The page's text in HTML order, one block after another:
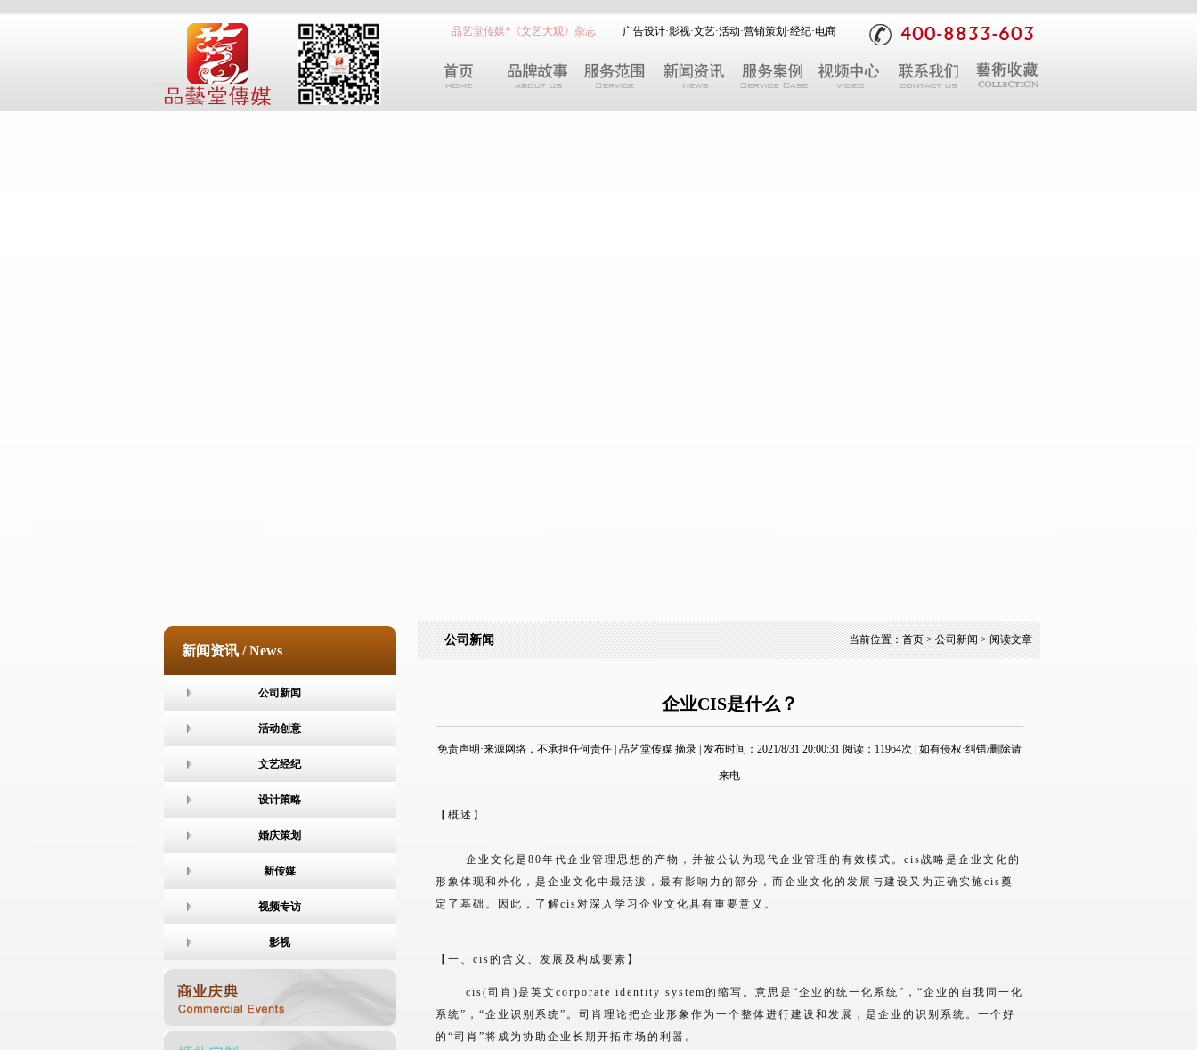
品艺堂传媒*《文艺大观》杂志 广告设计·影视·文艺·活动·营销策划 ·经纪·电商
新闻资讯 / News
公司新闻
活动创意
文艺经纪
设计策略
婚庆策划
新传媒
视频专访
影视
公司新闻 当前位置：首页> 公司新闻 > 阅读文章
企业CIS是什么？
免责声明·来源网络，不承担任何责任 | 品艺堂传媒 摘录 | 发布时间：2021/8/31 20:00:31 阅读：11964次 | 如有侵权·纠错/删除请
来电
【概述】
企业文化是80年代企业管理思想的产物，并被公认为现代企业管理的有效模式。cis战略是企业文化的
形象体现和外化，是企业文化中最活泼，最有影响力的部分，而企业文化的发展与建设又为正确实施cis奠
定了基础。因此，了解cis对深入学习企业文化具有重要意义。
【一、cis的含义、发展及构成要素】
cis(司肖)是英文corporate identity system的缩写。意思是“企业的统一化系统”，“企业的自我同一化
系统”，“企业识别系统”。司肖理论把企业形象作为一个整体进行建设和发展，是企业的识别系统。一个好
的“司肖”将成为协助企业长期开拓市场的利器。